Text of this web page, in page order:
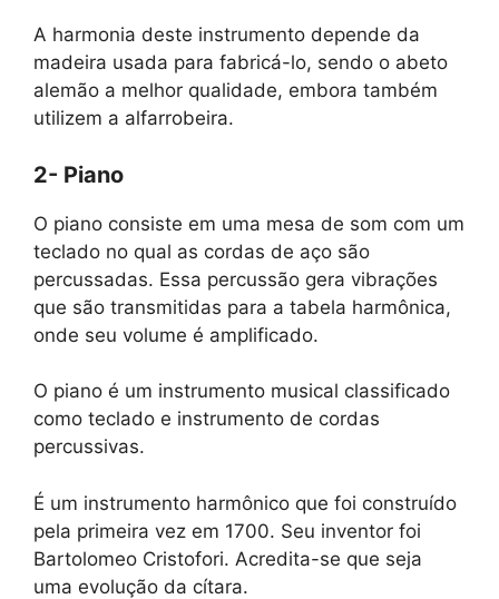
A harmonia deste instrumento depende da
madeira usada para fabricá-lo, sendo o abeto
alemão a melhor qualidade, embora também
utilizem a alfarrobeira.
2- Piano
O piano consiste em uma mesa de som com um
teclado no qual as cordas de aço são
percussadas. Essa percussão gera vibrações
que são transmitidas para a tabela harmônica,
onde seu volume é amplificado.
O piano é um instrumento musical classificado
como teclado e instrumento de cordas
percussivas.
É um instrumento harmônico que foi construído
pela primeira vez em 1700. Seu inventor foi
Bartolomeo Cristofori. Acredita-se que seja
uma evolução da cítara.